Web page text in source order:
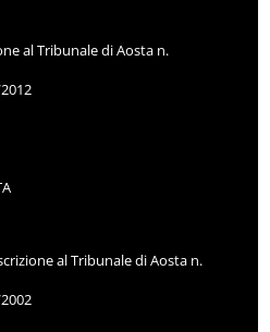
al Tribunale di Aosta n.
al Tribunale di Aosta n.